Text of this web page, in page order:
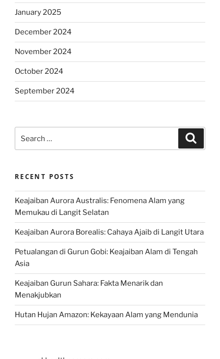
January 2025
December 2024
November 2024
October 2024
September 2024
for:
RECENT POSTS
Keajaiban Aurora Australis: Fenomena Alam yang
Memukau di Langit Selatan
Keajaiban Aurora Borealis: Cahaya Ajaib di Langit Utara
Petualangan di Gurun Gobi: Keajaiban Alam di Tengah
Asia
Keajaiban Gurun Sahara: Fakta Menarik dan
Menakjubkan
Hutan Hujan Amazon: Kekayaan Alam yang Mendunia